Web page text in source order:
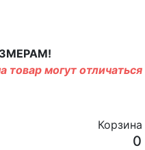
могут отличаться
Корзина
0